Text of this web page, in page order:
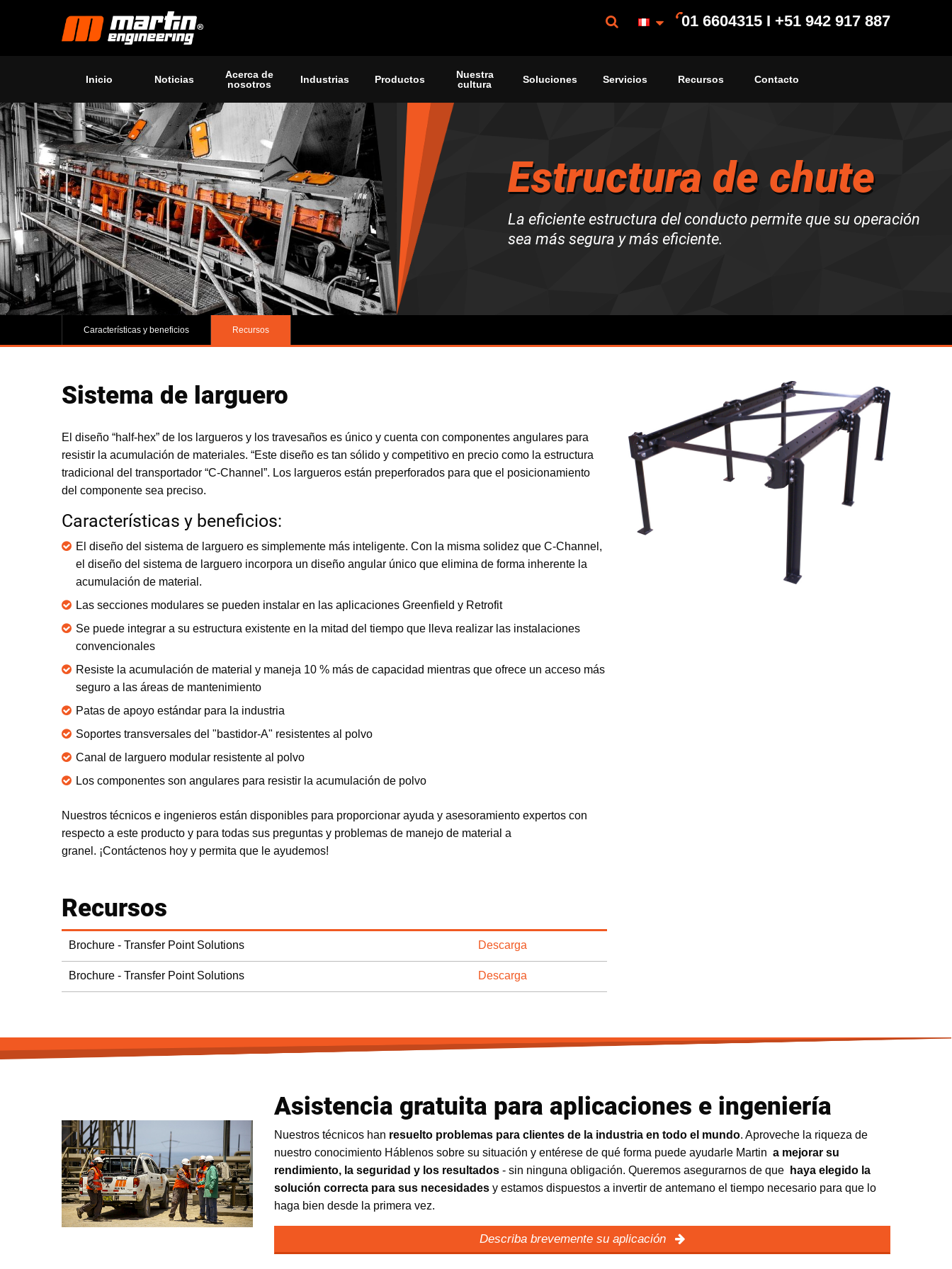
01 6604315 I +51 942 917 887
Inicio Noticias
Acerca de
nosotros
Industrias Productos
Nuestra
cultura
Soluciones Servicios Recursos Contacto
Estructura de chute
La eficiente estructura del conducto permite que su operación
sea más segura y más eficiente.
Características y beneficios Recursos
Sistema de larguero
El diseño “half-hex” de los largueros y los travesaños es único y cuenta con componentes angulares para
resistir la acumulación de materiales. “Este diseño es tan sólido y competitivo en precio como la estructura
tradicional del transportador “C-Channel”. Los largueros están preperforados para que el posicionamiento
del componente sea preciso.
Características y beneficios:
El diseño del sistema de larguero es simplemente más inteligente. Con la misma solidez que C-Channel,
el diseño del sistema de larguero incorpora un diseño angular único que elimina de forma inherente la
acumulación de material.
Las secciones modulares se pueden instalar en las aplicaciones Greenfield y Retrofit
Se puede integrar a su estructura existente en la mitad del tiempo que lleva realizar las instalaciones
convencionales
Resiste la acumulación de material y maneja 10 % más de capacidad mientras que ofrece un acceso más
seguro a las áreas de mantenimiento
Patas de apoyo estándar para la industria
Soportes transversales del "bastidor-A" resistentes al polvo
Canal de larguero modular resistente al polvo
Los componentes son angulares para resistir la acumulación de polvo
Nuestros técnicos e ingenieros están disponibles para proporcionar ayuda y asesoramiento expertos con
respecto a este producto y para todas sus preguntas y problemas de manejo de material a
granel. ¡Contáctenos hoy y permita que le ayudemos!
Recursos
Brochure - Transfer Point Solutions Descarga
Brochure - Transfer Point Solutions Descarga
Asistencia gratuita para aplicaciones e ingeniería
Nuestros técnicos han resuelto problemas para clientes de la industria en todo el mundo. Aproveche la riqueza de
nuestro conocimiento Háblenos sobre su situación y entérese de qué forma puede ayudarle Martin a mejorar su
rendimiento, la seguridad y los resultados - sin ninguna obligación. Queremos asegurarnos de que
haya elegido la
solución correcta para sus necesidades y estamos dispuestos a invertir de antemano el tiempo necesario para que lo
haga bien desde la primera vez.
Describa brevemente su aplicación